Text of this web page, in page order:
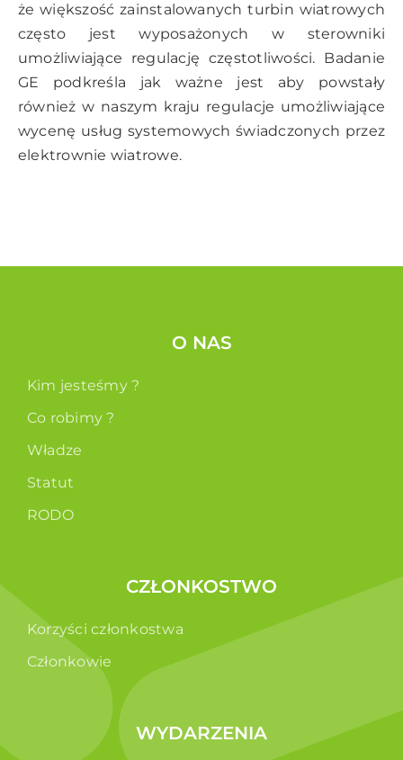
że większość zainstalowanych turbin wiatrowych
często jest wyposażonych w sterowniki
umożliwiające regulację częstotliwości. Badanie
GE podkreśla jak ważne jest aby powstały
również w naszym kraju regulacje umożliwiające
wycenę usług systemowych świadczonych przez
elektrownie wiatrowe.
O NAS
Kim jesteśmy ?
Co robimy ?
Władze
Statut
RODO
CZŁONKOSTWO
Korzyści członkostwa
Członkowie
WYDARZENIA